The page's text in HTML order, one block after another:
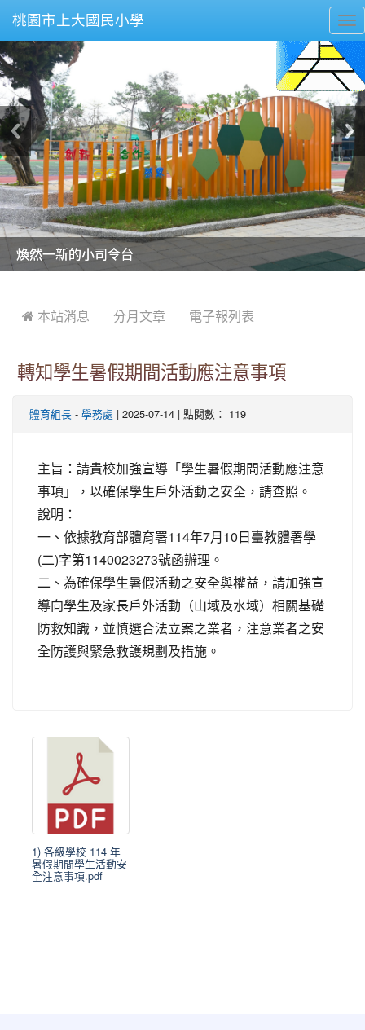
桃園市上大國民小學
美麗的操場是我們活力的來源
美麗的操場是我們活力的來源
煥然一新的小司令台
煥然一新的小司令台
富含桃園埤塘田園風光意象的中廊
富含桃園埤塘田園風光意象的中廊
嶄新的中庭廣場
嶄新的中庭廣場
水生池生生不息
水生池生生不息
 本站消息 分月文章 電子報列表
轉知學生暑假期間活動應注意事項
體育組長 - 學務處 | 2025-07-14 | 點閱數： 119
主旨：請貴校加強宣導「學生暑假期間活動應注意
事項」，以確保學生戶外活動之安全，請查照。
說明：
一、依據教育部體育署114年7月10日臺教體署學
(二)字第1140023273號函辦理。
二、為確保學生暑假活動之安全與權益，請加強宣
導向學生及家長戶外活動（山域及水域）相關基礎
防救知識，並慎選合法立案之業者，注意業者之安
全防護與緊急救護規劃及措施。
1) 各級學校 114 年
暑假期間學生活動安
全注意事項.pdf